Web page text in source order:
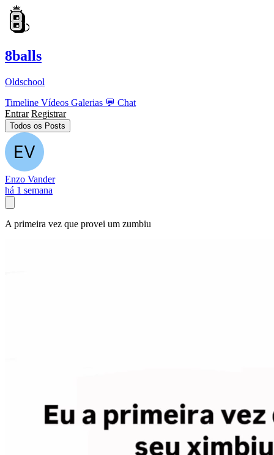
8balls
Oldschool
Timeline Vídeos Galerias 💬 Chat
Entrar Registrar
Todos os Posts
Enzo Vander
há 1 semana
A primeira vez que provei um zumbiu